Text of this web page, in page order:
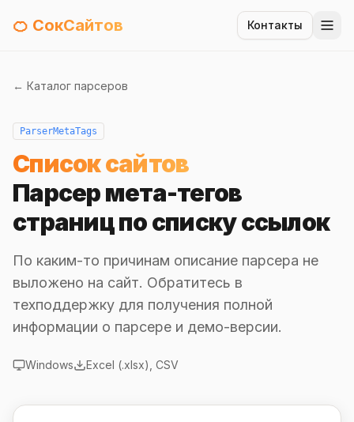
🍊 СокСайтов Контакты
← Каталог парсеров
ParserMetaTags
Список сайтов
Парсер мета-тегов
страниц по списку ссылок
По каким-то причинам описание парсера не
выложено на сайт. Обратитесь в
техподдержку для получения полной
информации о парсере и демо-версии.
Windows Excel (.xlsx), CSV